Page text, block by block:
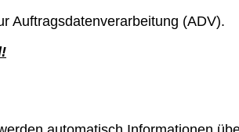
Auftragsdatenverarbeitung (ADV).